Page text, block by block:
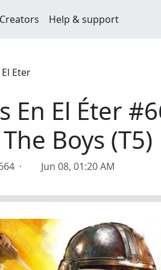
Creators Help & support
Eter
En El Éter
Boys (T5)
· Jun 08, 01:20 AM